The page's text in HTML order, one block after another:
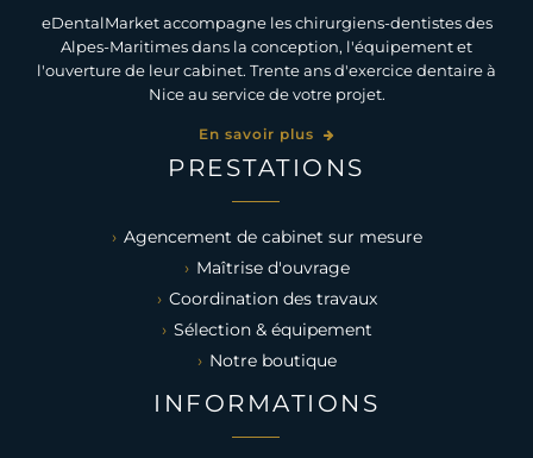
eDentalMarket accompagne les chirurgiens-dentistes des
Alpes-Maritimes dans la conception, l'équipement et
l'ouverture de leur cabinet. Trente ans d'exercice dentaire à
Nice au service de votre projet.
En savoir plus
PRESTATIONS
Agencement de cabinet sur mesure
Maîtrise d'ouvrage
Coordination des travaux
Sélection & équipement
Notre boutique
INFORMATIONS